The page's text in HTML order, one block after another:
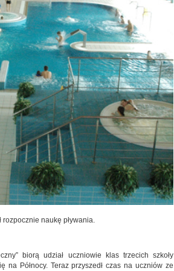
naukę pływania.
biorą udział uczniowie klas trzecich szkoły
na Północy. Teraz przyszedł czas na uczniów ze